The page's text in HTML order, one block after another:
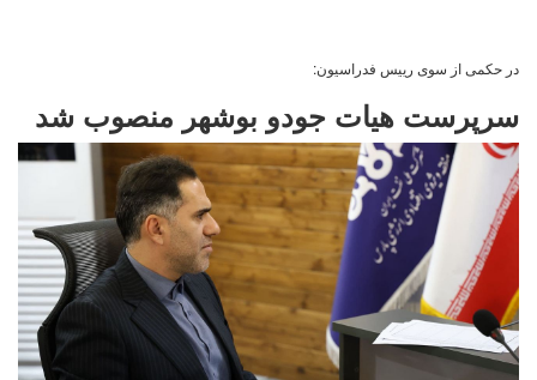
در حکمی از سوی رییس فدراسیون:
سرپرست هیات جودو بوشهر منصوب شد